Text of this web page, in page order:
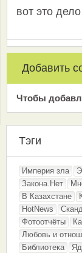
вот это
Добавить
Чтобы
Тэги
Империя зла
Закона.Нет
В Казахстане
HotNews
Фотоотчёты
Любовь и
Библиотека